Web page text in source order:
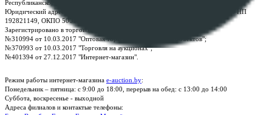
Республиканское унитарное предприятие по оказанию услуг "БелЮрОбеспечение"
Юридический адрес: г. Минск, пр-т. Дзержинского, 1Б, e-mail:
, УНП
192821149, ОКПО 500111895000
Зарегистрировано в торговом реестре Республики Беларусь:
№310994 от 10.03.2017 "Оптовая торговля без торговых объектов";
№370993 от 10.03.2017 "Торговля на аукционах";
№401394 от 27.12.2017 "Интернет-магазин".
Режим работы интернет-магазина e-auction.by:
Понедельник – пятница: с 9:00 до 18:00, перерыв на обед: с 13:00 до 14:00
Суббота, воскресенье - выходной
Адреса филиалов и контактые телефоны: